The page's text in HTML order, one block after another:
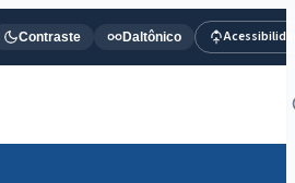
Contraste Daltônico